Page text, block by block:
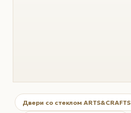
Двери со стеклом ARTS&CRAFTS